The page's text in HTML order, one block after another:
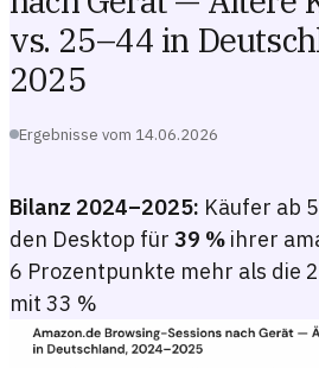
vs. 25–44 in
2025
Ergebnisse vom 14.06.2026
Bilanz 2024–2025: Käufer ab
den Desktop für 39 % ihrer
6 Prozentpunkte mehr als die
mit 33 %
Amazon.de Browsing-Sessions nach
Gestapeltes Balkendiagramm mit dem